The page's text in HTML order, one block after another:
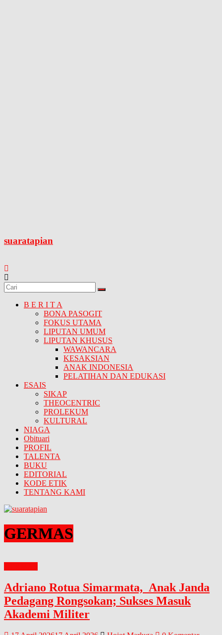
to
content
suaratapian
B E R I T A
BONA PASOGIT
FOKUS UTAMA
LIPUTAN UMUM
LIPUTAN KHUSUS
WAWANCARA
KESAKSIAN
ANAK INDONESIA
PELATIHAN DAN EDUKASI
ESAIS
SIKAP
THEOCENTRIC
PROLEKUM
KULTURAL
NIAGA
Obituari
PROFIL
TALENTA
BUKU
EDITORIAL
KODE ETIK
TENTANG KAMI
GERMAS
Adriano Rotua Simarmata, Anak Janda
Pedagang Rongsokan; Sukses Masuk
Akademi Militer